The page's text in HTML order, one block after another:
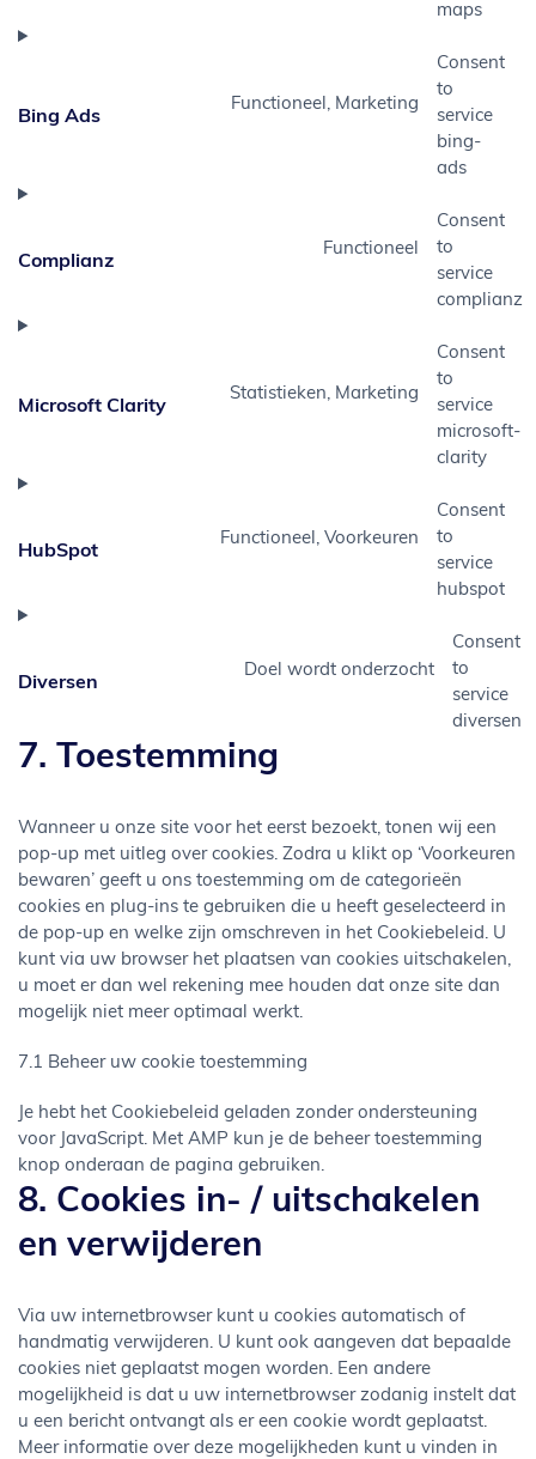
maps
Bing Ads
Functioneel, Marketing
Consent
to
service
bing-
ads
Complianz
Functioneel
Consent
to
service
complianz
Microsoft Clarity
Statistieken, Marketing
Consent
to
service
microsoft-
clarity
HubSpot
Functioneel, Voorkeuren
Consent
to
service
hubspot
Diversen
Doel wordt onderzocht
Consent
to
service
diversen
7. Toestemming
Wanneer u onze site voor het eerst bezoekt, tonen wij een
pop-up met uitleg over cookies. Zodra u klikt op ‘Voorkeuren
bewaren’ geeft u ons toestemming om de categorieën
cookies en plug-ins te gebruiken die u heeft geselecteerd in
de pop-up en welke zijn omschreven in het Cookiebeleid. U
kunt via uw browser het plaatsen van cookies uitschakelen,
u moet er dan wel rekening mee houden dat onze site dan
mogelijk niet meer optimaal werkt.
7.1 Beheer uw cookie toestemming
Je hebt het Cookiebeleid geladen zonder ondersteuning
voor JavaScript. Met AMP kun je de beheer toestemming
knop onderaan de pagina gebruiken.
8. Cookies in- / uitschakelen
en verwijderen
Via uw internetbrowser kunt u cookies automatisch of
handmatig verwijderen. U kunt ook aangeven dat bepaalde
cookies niet geplaatst mogen worden. Een andere
mogelijkheid is dat u uw internetbrowser zodanig instelt dat
u een bericht ontvangt als er een cookie wordt geplaatst.
Meer informatie over deze mogelijkheden kunt u vinden in